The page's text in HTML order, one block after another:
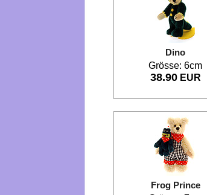
Dino
Grösse: 6cm
38.90EUR
Frog Prince